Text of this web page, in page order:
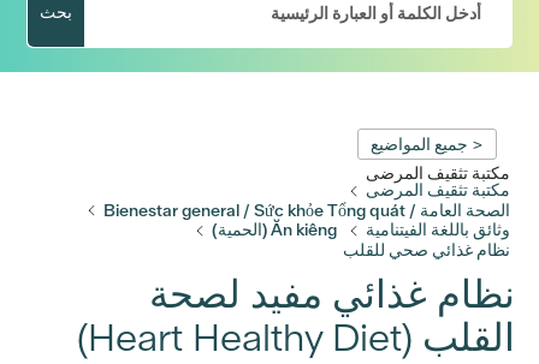
بحث
< جميع المواضيع
مكتبة تثقيف المرضى
مكتبة تثقيف المرضى
الصحة العامة / Bienestar general / Sức khỏe Tổng quát
وثائق باللغة الفيتنامية
Ăn kiêng (الحمية)
نظام غذائي صحي للقلب
نظام غذائي مفيد لصحة
القلب (Heart Healthy Diet)